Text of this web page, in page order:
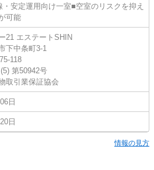
安定運用向け一室■空室のリスクを抑え
可能
21 エステートSHIN
下中条町3-1
118
第50942号
取引業保証協会
日
日
情報の見方